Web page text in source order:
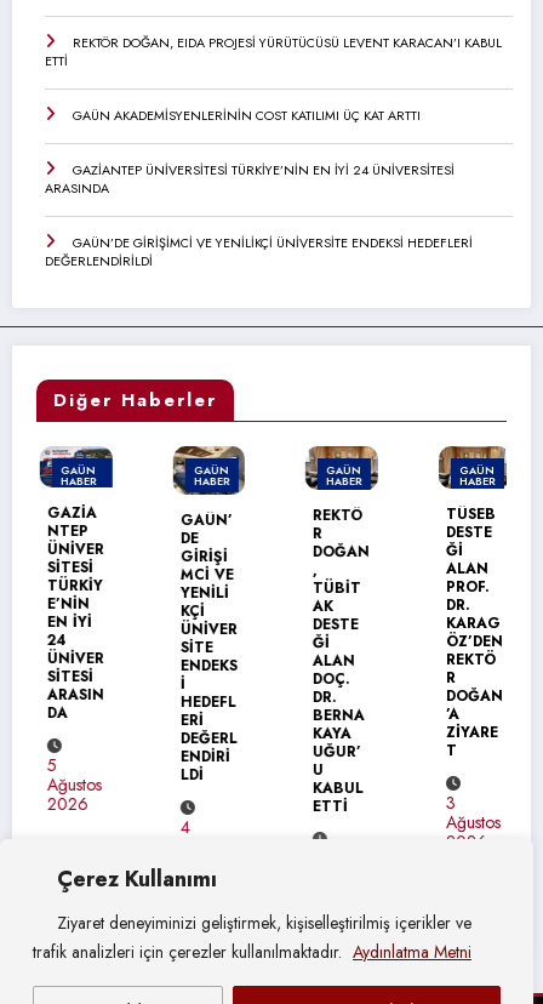
Çerez Kullanımı
Ziyaret deneyiminizi geliştirmek, kişiselleştirilmiş içerikler ve
trafik analizleri için çerezler kullanılmaktadır. Aydınlatma Metni
REKTÖR DOĞAN, EIDA PROJESİ YÜRÜTÜCÜSÜ LEVENT KARACAN’I KABUL
ETTİ
GAÜN AKADEMİSYENLERİNİN COST KATILIMI ÜÇ KAT ARTTI
GAZİANTEP ÜNİVERSİTESİ TÜRKİYE’NİN EN İYİ 24 ÜNİVERSİTESİ
ARASINDA
GAÜN’DE GİRİŞİMCİ VE YENİLİKÇİ ÜNİVERSİTE ENDEKSİ HEDEFLERİ
DEĞERLENDİRİLDİ
Diğer Haberler
GAÜN
HABER
MANŞET
GAZİA
NTEP
ÜNİVER
SİTESİ
TÜRKİY
E’NİN
EN İYİ
24
ÜNİVER
SİTESİ
ARASIN
DA
5
Ağustos
2026
GAÜN
HABER
GAÜN’
DE
GİRİŞİ
MCİ VE
YENİLİ
KÇİ
ÜNİVER
SİTE
ENDEKS
İ
HEDEFL
ERİ
DEĞERL
ENDİRİ
LDİ
4
GAÜN
HABER
REKTÖ
R
DOĞAN
,
TÜBİT
AK
DESTE
Ğİ
ALAN
DOÇ.
DR.
BERNA
KAYA
UĞUR’
U
KABUL
ETTİ
GAÜN
HABER
TÜSEB
DESTE
Ğİ
ALAN
PROF.
DR.
KARAG
ÖZ’DEN
REKTÖ
R
DOĞAN
’A
ZİYARE
T
3
Ağustos
2026